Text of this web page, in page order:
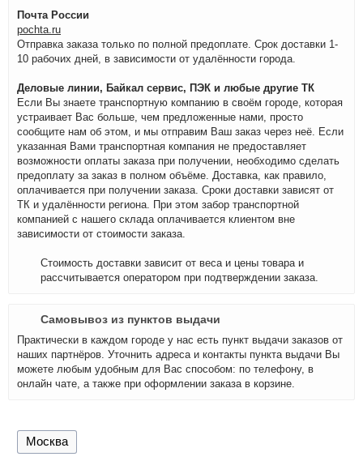
Почта России
pochta.ru
Отправка заказа только по полной предоплате. Срок доставки 1-
10 рабочих дней, в зависимости от удалённости города.
Деловые линии, Байкал сервис, ПЭК и любые другие ТК
Если Вы знаете транспортную компанию в своём городе, которая
устраивает Вас больше, чем предложенные нами, просто
сообщите нам об этом, и мы отправим Ваш заказ через неё. Если
указанная Вами транспортная компания не предоставляет
возможности оплаты заказа при получении, необходимо сделать
предоплату за заказ в полном объёме. Доставка, как правило,
оплачивается при получении заказа. Сроки доставки зависят от
ТК и удалённости региона. При этом забор транспортной
компанией с нашего склада оплачивается клиентом вне
зависимости от стоимости заказа.
Стоимость доставки зависит от веса и цены товара и
рассчитывается оператором при подтверждении заказа.
Самовывоз из пунктов выдачи
Практически в каждом городе у нас есть пункт выдачи заказов от
наших партнёров. Уточнить адреса и контакты пункта выдачи Вы
можете любым удобным для Вас способом: по телефону, в
онлайн чате, а также при оформлении заказа в корзине.
Москва